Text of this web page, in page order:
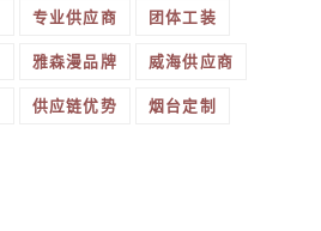
专业供应商 团体工装
雅森漫品牌 威海供应商
供应链优势 烟台定制